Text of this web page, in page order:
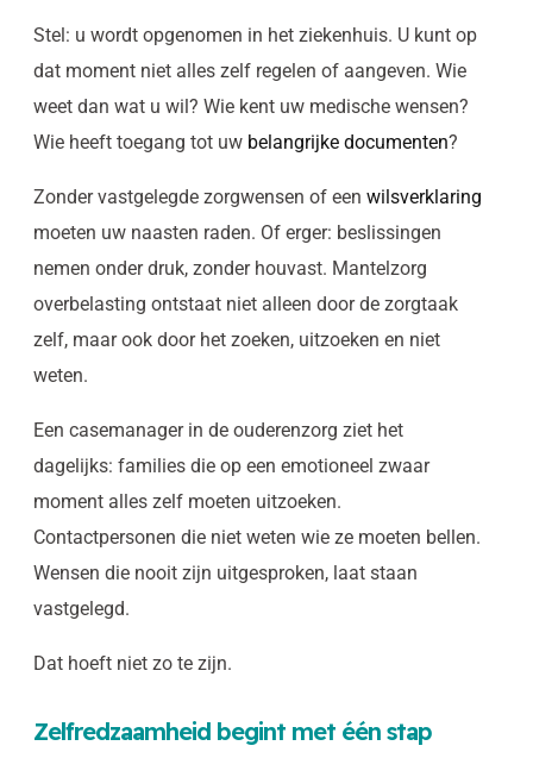
Stel: u wordt opgenomen in het ziekenhuis. U kunt op
dat moment niet alles zelf regelen of aangeven. Wie
weet dan wat u wil? Wie kent uw medische wensen?
Wie heeft toegang tot uw belangrijke documenten?
Zonder vastgelegde zorgwensen of een wilsverklaring
moeten uw naasten raden. Of erger: beslissingen
nemen onder druk, zonder houvast. Mantelzorg
overbelasting ontstaat niet alleen door de zorgtaak
zelf, maar ook door het zoeken, uitzoeken en niet
weten.
Een casemanager in de ouderenzorg ziet het
dagelijks: families die op een emotioneel zwaar
moment alles zelf moeten uitzoeken.
Contactpersonen die niet weten wie ze moeten bellen.
Wensen die nooit zijn uitgesproken, laat staan
vastgelegd.
Dat hoeft niet zo te zijn.
Zelfredzaamheid begint met één stap